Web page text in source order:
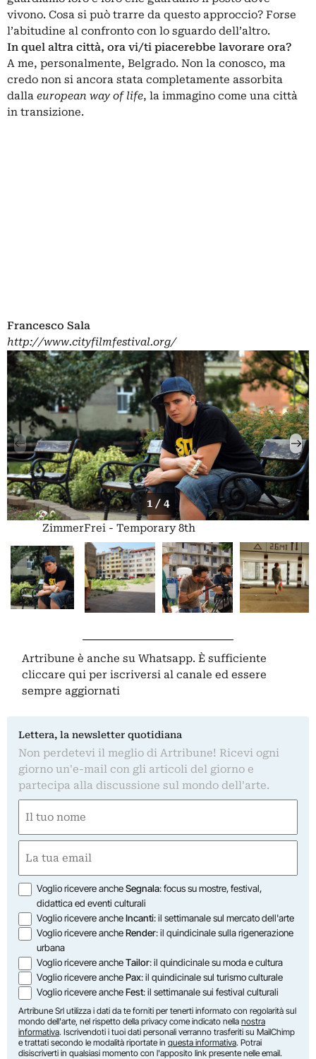
vivono. Cosa si può trarre da questo approccio? Forse
l’abitudine al confronto con lo sguardo dell’altro.
In quel altra città, ora vi/ti piacerebbe lavorare ora?
A me, personalmente, Belgrado. Non la conosco, ma
credo non si ancora stata completamente assorbita
dalla european way of life, la immagino come una città
in transizione.
Francesco Sala
http://www.cityfilmfestival.org/
1 / 4
ZimmerFrei - Temporary 8th
Artribune è anche su Whatsapp. È sufficiente
cliccare qui per iscriversi al canale ed essere
sempre aggiornati
Lettera, la newsletter quotidiana
Non perdetevi il meglio di Artribune! Ricevi ogni
giorno un'e-mail con gli articoli del giorno e
partecipa alla discussione sul mondo dell'arte.
(Obbligatorio)
Nome
(Obbligatorio)
Opzioni
Voglio ricevere ancheSegnala: focus su mostre, festival,
didattica ed eventi culturali
Voglio ricevere ancheIncanti: il settimanale sul mercato dell'arte
Voglio ricevere ancheRender: il quindicinale sulla rigenerazione
urbana
Voglio ricevere ancheTailor: il quindicinale su moda e cultura
Voglio ricevere anchePax: il quindicinale sul turismo culturale
Voglio ricevere ancheFest: il settimanale sui festival culturali
Artribune Srl utilizza i dati da te forniti per tenerti informato con regolarità sul
mondo dell'arte, nel rispetto della privacy come indicato nella nostra
informativa. Iscrivendoti i tuoi dati personali verranno trasferiti su MailChimp
e trattati secondo le modalità riportate in questa informativa. Potrai
disiscriverti in qualsiasi momento con l'apposito link presente nelle email.